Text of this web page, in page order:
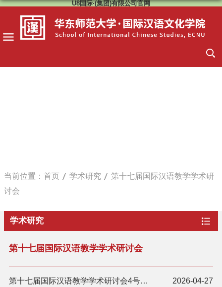
U8国际·(集团)有限公司官网
当前位置： 首页 学术研究
第十七届国际汉语教学学术研
讨会
学术研究
第十七届国际汉语教学学术研讨会
第十七届国际汉语教学学术研讨会4号通知
2026-04-27